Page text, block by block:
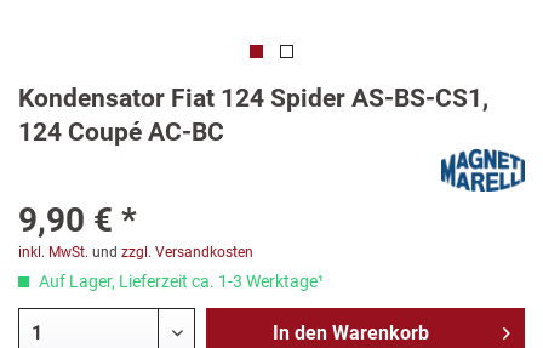
Kondensator Fiat 124 Spider AS-BS-CS1,
124 Coupé AC-BC
9,90 € *
inkl. MwSt. und zzgl. Versandkosten
Auf Lager, Lieferzeit ca. 1-3 Werktage¹
In den Warenkorb